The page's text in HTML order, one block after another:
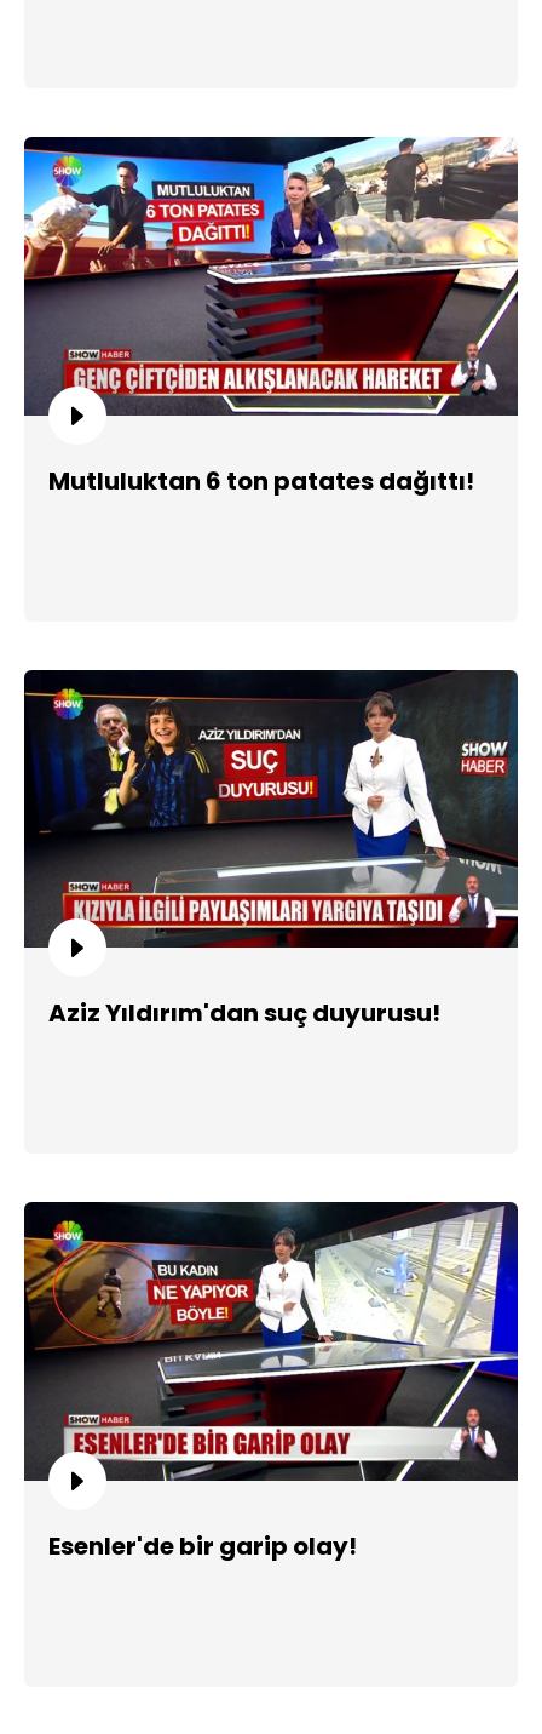
Mutluluktan 6 ton patates dağıttı!
Aziz Yıldırım'dan suç duyurusu!
Esenler'de bir garip olay!